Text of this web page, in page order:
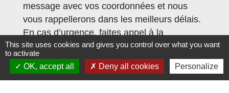
message avec vos coordonnées et nous
vous rappellerons dans les meilleurs délais.
En cas d’urgence, faites appel à la
Gendarmerie Nationale au « 17 ».
Pour information :
This site uses cookies and gives you control over what you want
to activate
OK, accept all
Deny all cookies Personalize